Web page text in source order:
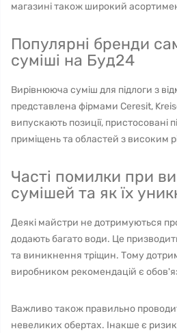
магазині також широкий
Популярні бренди
суміші на Буд24
Вирівнююча суміш для підлоги з
представлена ​​фірмами Ceresit,
випускають позиції, пристосовані
приміщень та областей з високим
Часті помилки при
сумішей та як їх
Деякі майстри не дотримуються
додають багато води. Це
та виникнення тріщин. Тому
виробником рекомендацій є
Важливо також правильно
невеликих обертах. Інакше є